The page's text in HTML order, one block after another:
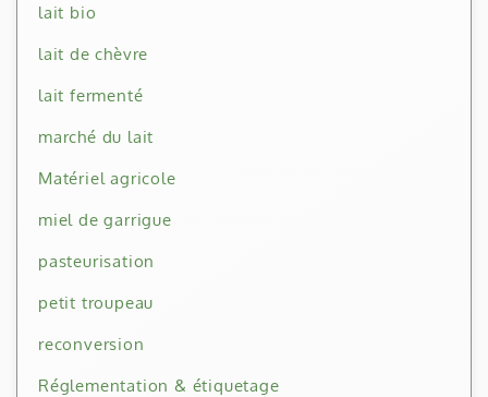
lait bio
lait de chèvre
lait fermenté
marché du lait
Matériel agricole
miel de garrigue
pasteurisation
petit troupeau
reconversion
Réglementation & étiquetage